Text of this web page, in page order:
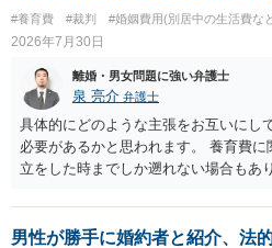
#養育費 #裁判 #婚姻費用(別居中の生活費な
2026年7月30日
離婚・男女問題に強い弁護士
泉 亮介 弁護士
具体的にどのような主張をお互いにし
必要があるかと思われます。 養育費
立をした時までしか遡れない場合もあ
養育費に関するやりとり等があればそ
あるでしょう。 公開相談の場での回
男性が勝手に婚約者と紹介、法